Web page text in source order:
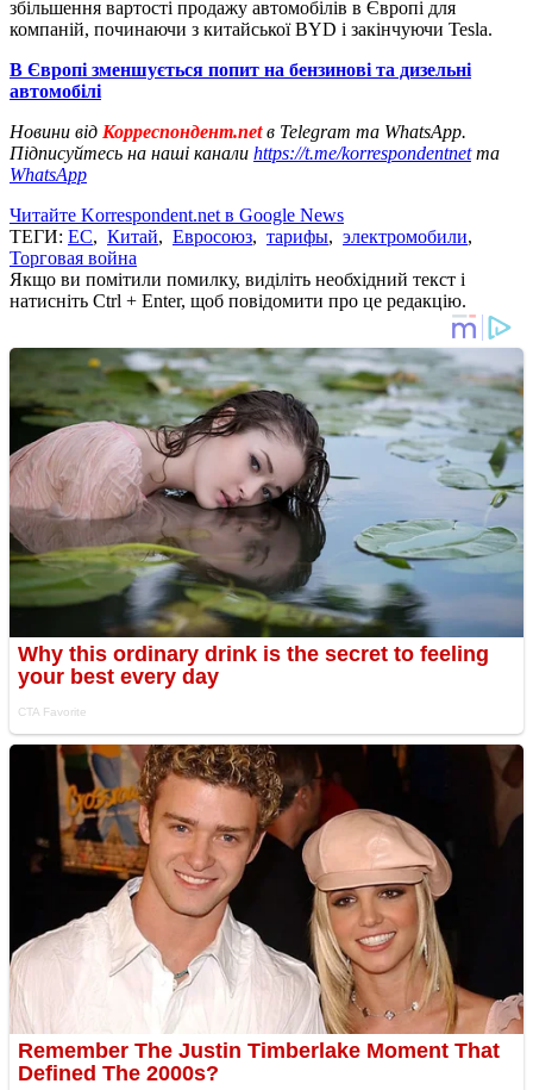
збільшення вартості продажу автомобілів в Європі для
компаній, починаючи з китайської BYD і закінчуючи Tesla.
В Європі зменшується попит на бензинові та дизельні
автомобілі
Новини від Корреспондент.netв Telegram та WhatsApp.
Підписуйтесь на наші канали https://t.me/korrespondentnetта
WhatsApp
Читайте Korrespondent.net в Google News
ТЕГИ: ЕС, Китай, Евросоюз, тарифы, электромобили,
Торговая война
Якщо ви помітили помилку, виділіть необхідний текст і
натисніть Ctrl + Enter, щоб повідомити про це редакцію.